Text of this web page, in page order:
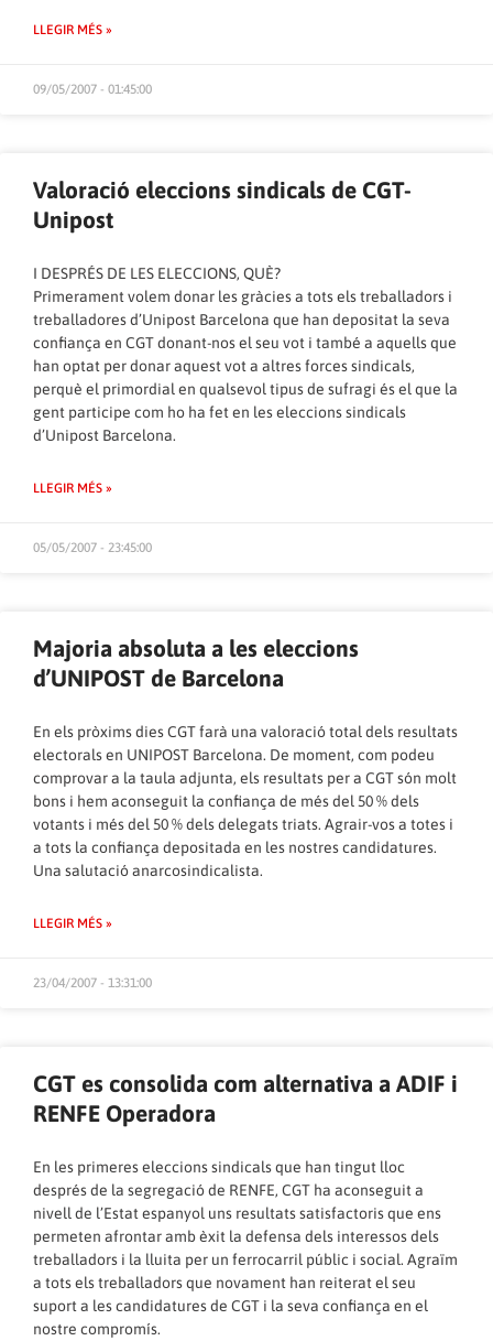
LLEGIR MÉS »
09/05/2007 - 01:45:00
Valoració eleccions sindicals de CGT-
Unipost
I DESPRÉS DE LES ELECCIONS, QUÈ?
Primerament volem donar les gràcies a tots els treballadors i
treballadores d’Unipost Barcelona que han depositat la seva
confiança en CGT donant-nos el seu vot i també a aquells que
han optat per donar aquest vot a altres forces sindicals,
perquè el primordial en qualsevol tipus de sufragi és el que la
gent participe com ho ha fet en les eleccions sindicals
d’Unipost Barcelona.
LLEGIR MÉS »
05/05/2007 - 23:45:00
Majoria absoluta a les eleccions
d’UNIPOST de Barcelona
En els pròxims dies CGT farà una valoració total dels resultats
electorals en UNIPOST Barcelona. De moment, com podeu
comprovar a la taula adjunta, els resultats per a CGT són molt
bons i hem aconseguit la confiança de més del 50 % dels
votants i més del 50 % dels delegats triats. Agrair-vos a totes i
a tots la confiança depositada en les nostres candidatures.
Una salutació anarcosindicalista.
LLEGIR MÉS »
23/04/2007 - 13:31:00
CGT es consolida com alternativa a ADIF i
RENFE Operadora
En les primeres eleccions sindicals que han tingut lloc
després de la segregació de RENFE, CGT ha aconseguit a
nivell de l’Estat espanyol uns resultats satisfactoris que ens
permeten afrontar amb èxit la defensa dels interessos dels
treballadors i la lluita per un ferrocarril públic i social. Agraïm
a tots els treballadors que novament han reiterat el seu
suport a les candidatures de CGT i la seva confiança en el
nostre compromís.